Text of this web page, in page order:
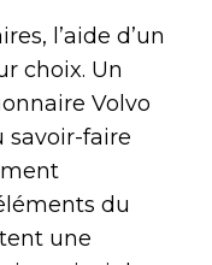
l’aide d’un
choix. Un
Volvo
savoir-faire
du
une